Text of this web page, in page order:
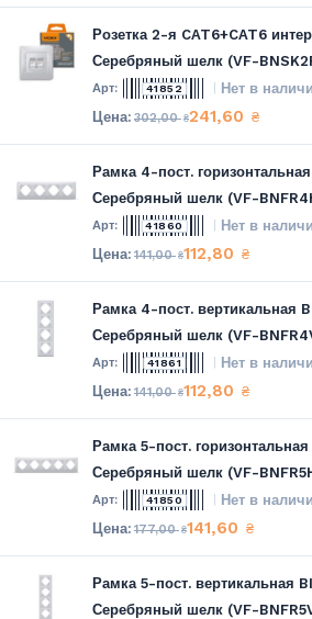
Розетка 2-я CAT6+CAT6
Серебряный шелк (VF-
41852 Нет в
302,00₴241,60 ₴
Рамка 4-пост.
Серебряный шелк (VF-
41860 Нет в
141,00₴112,80 ₴
Рамка 4-пост. вертикальная
Серебряный шелк (VF-
41861 Нет в
141,00₴112,80 ₴
Рамка 5-пост.
Серебряный шелк (VF-
41850 Нет в
177,00₴141,60 ₴
Рамка 5-пост. вертикальная
Серебряный шелк (VF-